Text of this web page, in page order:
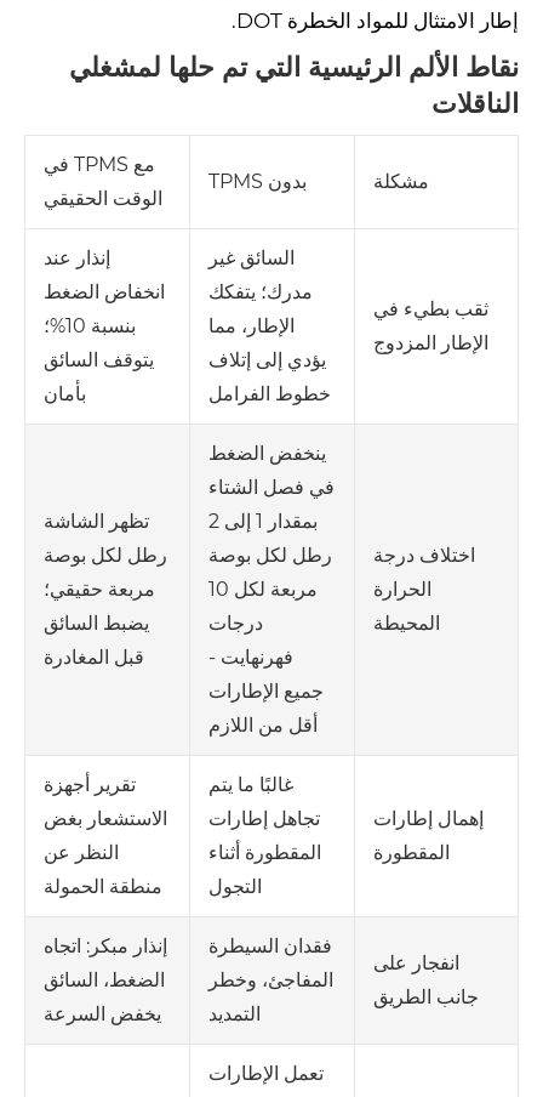
إطار الامتثال للمواد الخطرة DOT.
نقاط الألم الرئيسية التي تم حلها لمشغلي
الناقلات
مشكلة بدون TPMS
مع TPMS في
الوقت الحقيقي
ثقب بطيء في
الإطار المزدوج
السائق غير
مدرك؛ يتفكك
الإطار، مما
يؤدي إلى إتلاف
خطوط الفرامل
إنذار عند
انخفاض الضغط
بنسبة 10%؛
يتوقف السائق
بأمان
اختلاف درجة
الحرارة
المحيطة
ينخفض ​​الضغط
في فصل الشتاء
بمقدار 1 إلى 2
رطل لكل بوصة
مربعة لكل 10
درجات
فهرنهايت -
جميع الإطارات
أقل من اللازم
تظهر الشاشة
رطل لكل بوصة
مربعة حقيقي؛
يضبط السائق
قبل المغادرة
إهمال إطارات
المقطورة
غالبًا ما يتم
تجاهل إطارات
المقطورة أثناء
التجول
تقرير أجهزة
الاستشعار بغض
النظر عن
منطقة الحمولة
انفجار على
جانب الطريق
فقدان السيطرة
المفاجئ، وخطر
التمديد
إنذار مبكر: اتجاه
الضغط، السائق
يخفض السرعة
تعمل الإطارات